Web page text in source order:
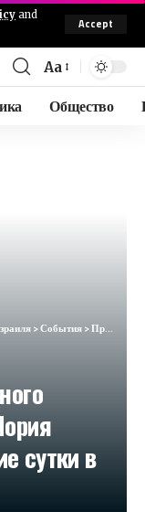
and
Accept
Aa
Общество
>События>Пресс-секретарь Северного медицинского центра Пория 24.09.24 -: За последние сутки в Северный медици
сутки в